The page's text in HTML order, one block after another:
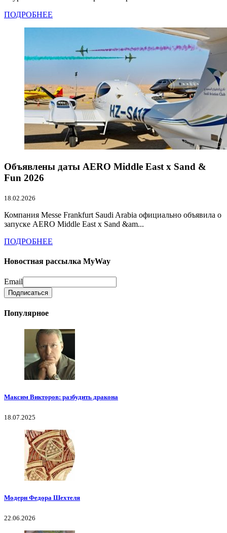
ПОДРОБНЕЕ
Объявлены даты AERO Middle East x Sand &
Fun 2026
18.02.2026
Компания Messe Frankfurt Saudi Arabia официально объявила о
запуске AERO Middle East x Sand &am...
ПОДРОБНЕЕ
Новостная рассылка MyWay
Email
Популярное
Максим Викторов: разбудить дракона
18.07.2025
Модерн Федора Шехтеля
22.06.2026